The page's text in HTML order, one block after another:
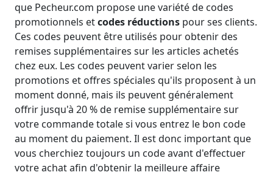
que Pecheur.com propose une variété de codes
promotionnels etcodes réductions pour ses clients.
Ces codes peuvent être utilisés pour obtenir des
remises supplémentaires sur les articles achetés
chez eux. Les codes peuvent varier selon les
promotions et offres spéciales qu'ils proposent à un
moment donné, mais ils peuvent généralement
offrir jusqu'à 20 % de remise supplémentaire sur
votre commande totale si vous entrez le bon code
au moment du paiement. Il est donc important que
vous cherchiez toujours un code avant d'effectuer
votre achat afin d'obtenir la meilleure affaire